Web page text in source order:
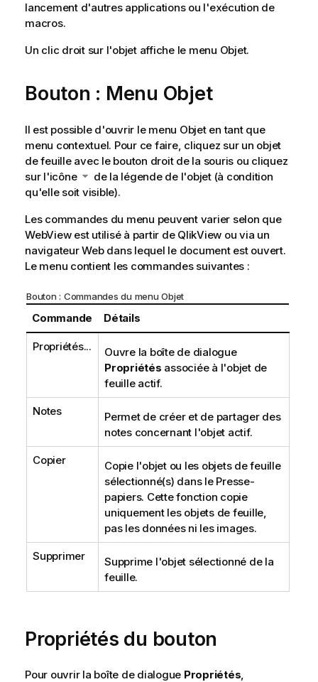
lancement d'autres applications ou l'exécution de
macros.
Un clic droit sur l'objet affiche le menu Objet.
Bouton : Menu Objet
Il est possible d'ouvrir le menu Objet en tant que
menu contextuel. Pour ce faire, cliquez sur un objet
de feuille avec le bouton droit de la souris ou cliquez
sur l'icône
de la légende de l'objet (à condition
qu'elle soit visible).
Les commandes du menu peuvent varier selon que
WebView est utilisé à partir de QlikView ou via un
navigateur Web dans lequel le document est ouvert.
Le menu contient les commandes suivantes :
Bouton : Commandes du menu Objet
Commande Détails
Propriétés...
Ouvre la boîte de dialogue
Propriétés associée à l'objet de
feuille actif.
Notes
Permet de créer et de partager des
notes concernant l'objet actif.
Copier
Copie l'objet ou les objets de feuille
sélectionné(s) dans le Presse-
papiers. Cette fonction copie
uniquement les objets de feuille,
pas les données ni les images.
Supprimer
Supprime l'objet sélectionné de la
feuille.
Propriétés du bouton
Pour ouvrir la boîte de dialogue Propriétés,